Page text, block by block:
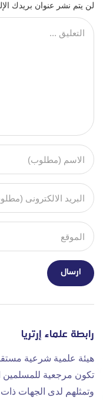
لن يتم نشر عنوان بريدك
رابطة علماء إرتريا
هيئة علمية شرعية
تكون مرجعية للمسلمين
وتمثلهم لدى الجهات